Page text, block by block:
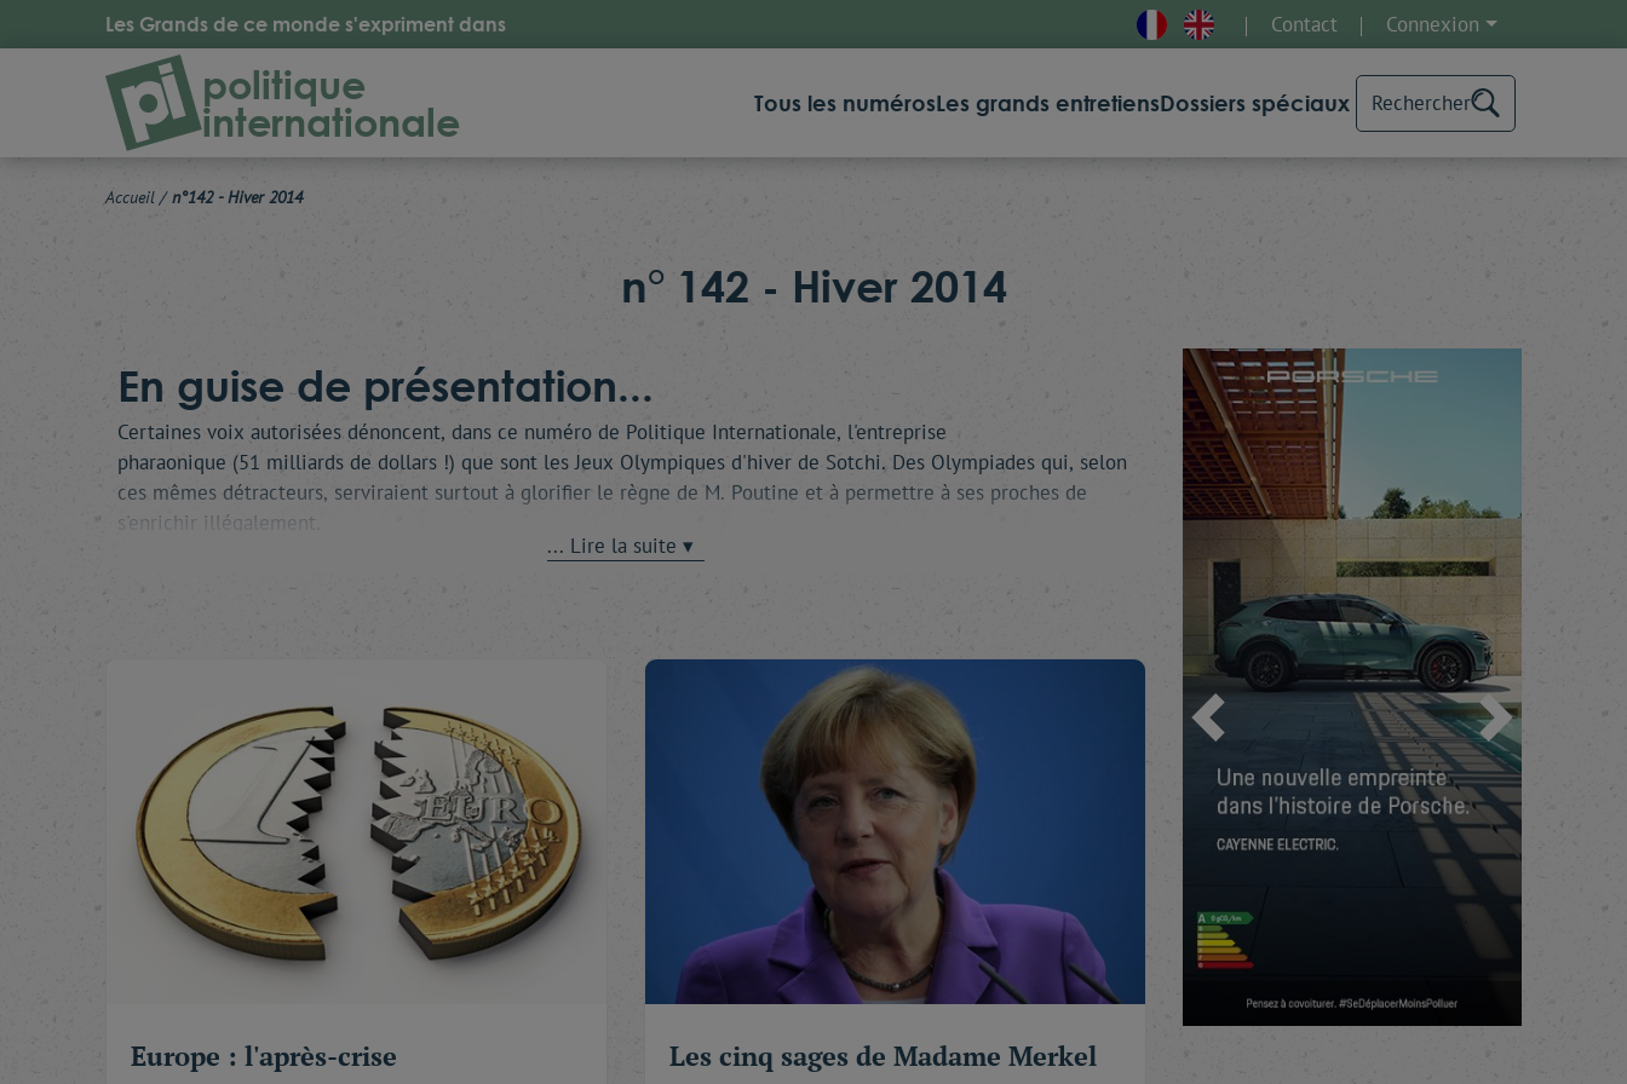
Les Grands de ce monde s'expriment dans Contact Connexion
politique
internationale Tous les numérosLes grands entretiensDossiers spéciaux Rechercher
Accueil / n°142 - Hiver 2014
n° 142 - Hiver 2014
En guise de présentation...
Certaines voix autorisées dénoncent, dans ce numéro de Politique Internationale, l'entreprise
pharaonique (51 milliards de dollars !) que sont les Jeux Olympiques d'hiver de Sotchi. Des Olympiades qui, selon
ces mêmes détracteurs, serviraient surtout à glorifier le règne de M. Poutine et à permettre à ses proches de
s'enrichir illégalement.
Ce qui est sûr, en tout cas, c'est que ce « sacre » contribue à faire du maître du Kremlin « l'homme de l'Année ».
provocations à l'égard des États-Unis (asile accordé à Snowden) ; soutient des régimes totalement indéfendables
(notamment la Syrie de Bachar el-Assad) ; et exerce des pressions sonnantes et trébuchantes sur certains États
trop tentés, selon lui, par l'Union européenne (l'Ukraine, par exemple).
Sans oublier que Vladimir Poutine cherche à reconstituer par tous les moyens l'ancienne sphère d'influence
soviétique. « La pire catastrophe géopolitique du XXe siècle - a-t-il dit - fut l'effondrement de l'URSS. » Nous
permettra-t-on d'en douter ?
L'autre grande figure dont notre Rédaction tente d'évaluer l'action, ce trimestre, est Barack Obama. Grande figure
et grande désillusion !
Un peu plus de cinq ans après son entrée en fonctions, on s'aperçoit, en effet, que l'homme qui avait fait lever
tant de lumineuses espérances n'était, en réalité, qu'un fabuleux rhéteur. Non pas, comme on le croyait, un mixte
de Kennedy et de Clinton mais, plutôt, une sorte de Jimmy Carter-bis en plus distingué et avec la grâce oratoire
En matière domestique, du « shutdown » aux ratés de l'Obamacare, l'hôte de la Maison-Blanche n'a pas convaincu.
Europe : l'après-crise Les cinq sages de Madame Merkel
Précédent Suivant